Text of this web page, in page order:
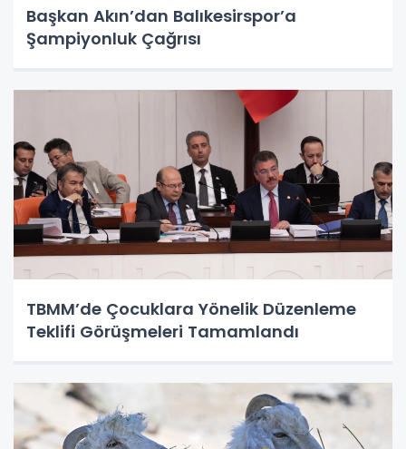
Başkan Akın’dan Balıkesirspor’a
Şampiyonluk Çağrısı
TBMM’de Çocuklara Yönelik Düzenleme
Teklifi Görüşmeleri Tamamlandı